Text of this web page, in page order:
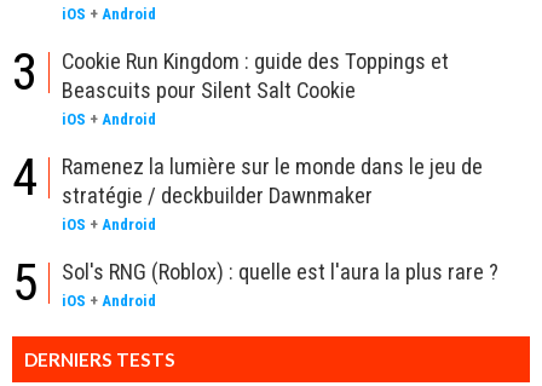
iOS + Android
3
Cookie Run Kingdom : guide des Toppings et
Beascuits pour Silent Salt Cookie
iOS + Android
4
Ramenez la lumière sur le monde dans le jeu de
stratégie / deckbuilder Dawnmaker
iOS + Android
5 Sol's RNG (Roblox) : quelle est l'aura la plus rare ?
iOS + Android
DERNIERS TESTS